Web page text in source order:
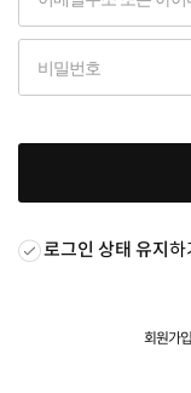
로그인 상태 유지하
회원가입